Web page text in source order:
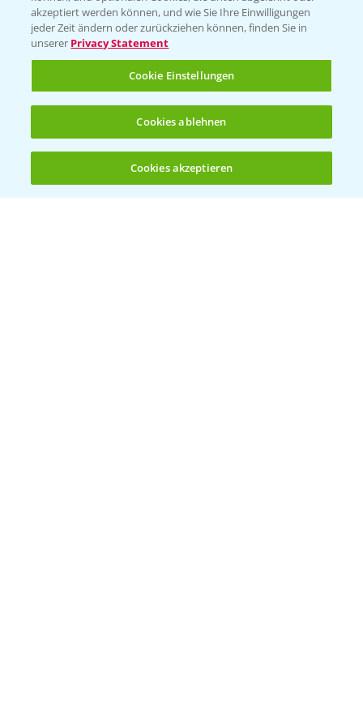
(noch 4)
Vegetables Deutschland
Infos
LINKS
Apps
Wetter Aktuell
akzeptiert werden können, und wie Sie Ihre Einwilligungen
jeder Zeit ändern oder zurückziehen können, finden Sie in
unserer Privacy Statement
Cookie Einstellungen
Cookies ablehnen
Cookies akzeptieren